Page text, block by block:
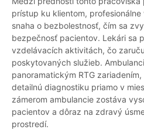
prístup ku klientom,
snaha o bezbolestnosť, čím sa
bezpečnosť pacientov. Lekári sa
vzdelávacích aktivitách, čo
poskytovaných služieb.
panoramatickým RTG
detailnú diagnostiku priamo v
zámerom ambulancie zostáva
pacientov a dôraz na zdravý
prostredí.